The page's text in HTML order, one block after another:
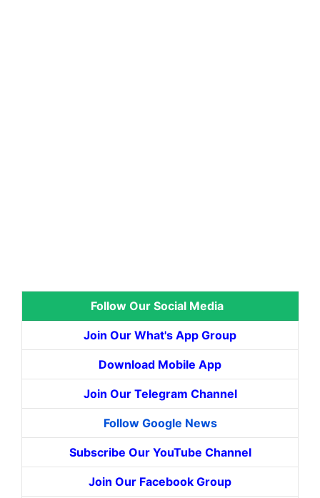
Follow Our Social Media
Join Our What's App Group
Download Mobile App
Join Our Telegram Channel
Follow Google News
Subscribe Our YouTube Channel
Join Our Facebook Group